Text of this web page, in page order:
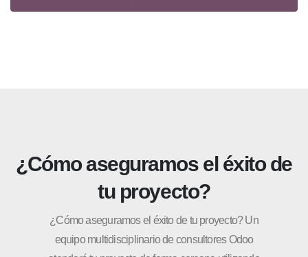
¿Cómo aseguramos el éxito de
tu proyecto?
¿Cómo aseguramos el éxito de tu proyecto? Un
equipo multidisciplinario de consultores Odoo